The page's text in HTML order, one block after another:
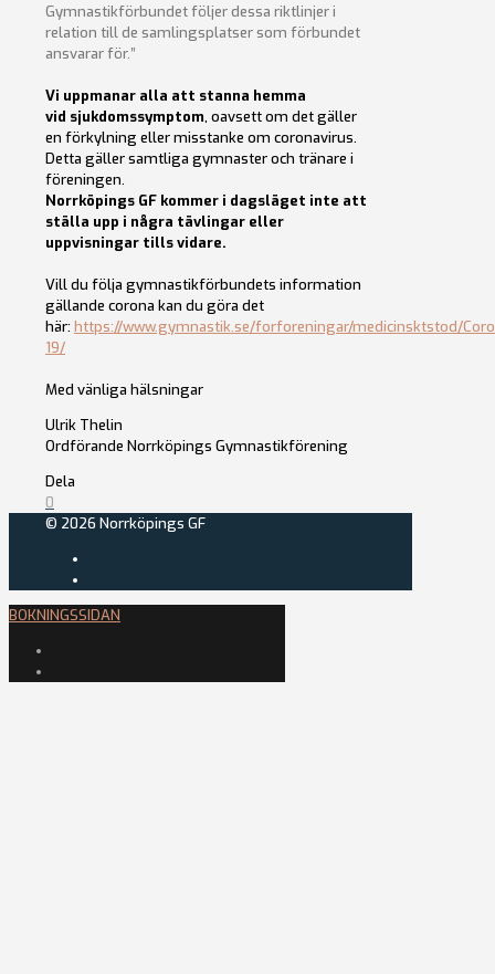
Gymnastikförbundet följer dessa riktlinjer i
relation till de samlingsplatser som förbundet
ansvarar för.”
Vi uppmanar alla att stanna hemma
vid sjukdomssymptom, oavsett om det gäller
en förkylning eller misstanke om coronavirus.
Detta gäller samtliga gymnaster och tränare i
föreningen.
Norrköpings GF kommer i dagsläget inte att
ställa upp i några tävlingar eller
uppvisningar tills vidare.
Vill du följa gymnastikförbundets information
gällande corona kan du göra det
här: https://www.gymnastik.se/forforeningar/medicinsktstod/
19/
Med vänliga hälsningar
Ulrik Thelin
Ordförande Norrköpings Gymnastikförening
Dela
0
© 2026 Norrköpings GF
BOKNINGSSIDAN